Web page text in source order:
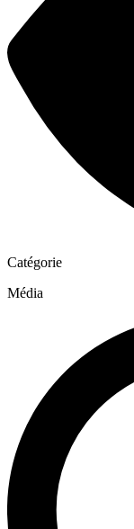
Catégorie
Média